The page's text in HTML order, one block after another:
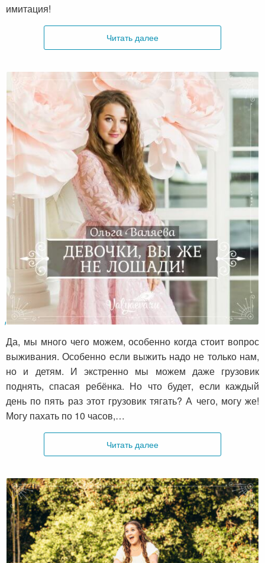
имитация!
Читать далее
Девочки, вы же не лошади!
Да, мы много чего можем, особенно когда стоит вопрос
выживания. Особенно если выжить надо не только нам,
но и детям. И экстренно мы можем даже грузовик
поднять, спасая ребёнка. Но что будет, если каждый
день по пять раз этот грузовик тягать? А чего, могу же!
Могу пахать по 10 часов,…
Читать далее